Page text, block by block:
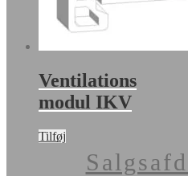
Ventilations
modul IKV
Tilføj